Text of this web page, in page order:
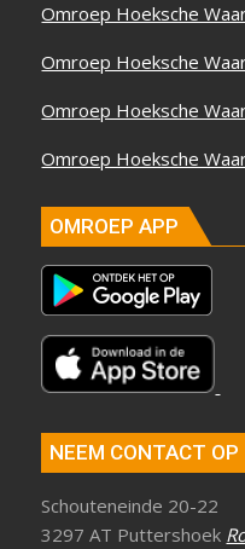
Omroep Hoeksche
Omroep Hoeksche
Omroep Hoeksche
Omroep Hoeksche
OMROEP APP
NEEM CONTACT OP
Schouteneinde 20-22
3297 AT Puttershoek